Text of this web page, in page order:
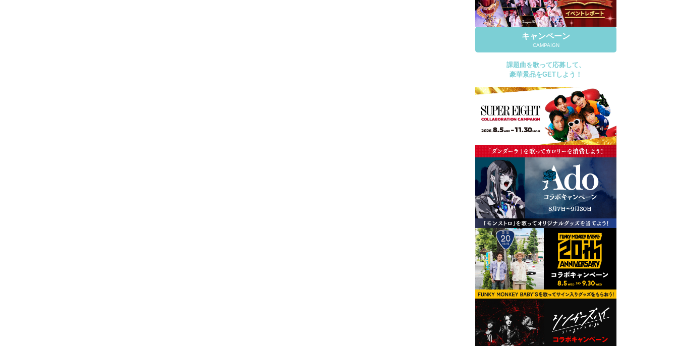
キャンペーン
CAMPAIGN
課題曲を歌って応募して、
豪華景品をGETしよう！